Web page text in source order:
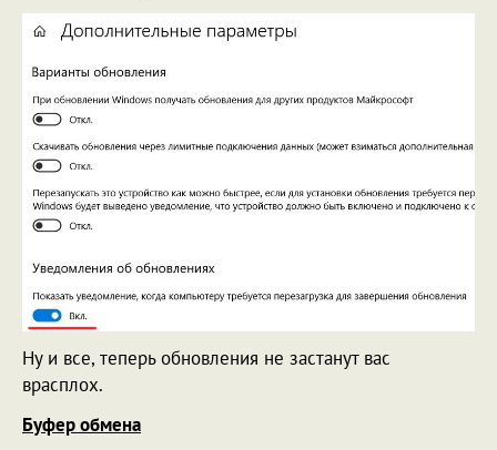
Ну и все, теперь обновления не застанут вас
врасплох.
Буфер обмена